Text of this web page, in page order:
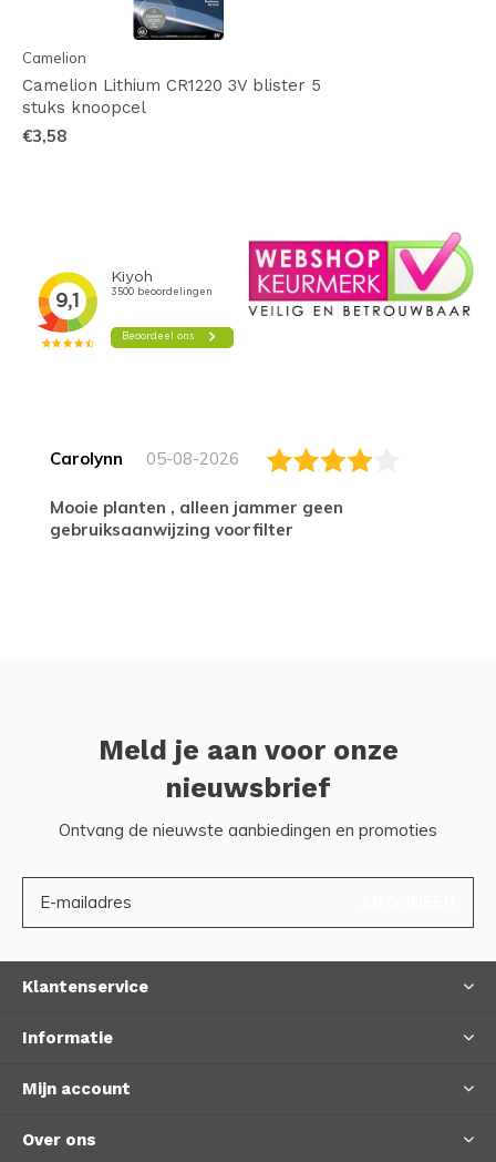
Camelion
Camelion Lithium CR1220 3V blister 5
stuks knoopcel
€3,58
Carolynn 05-08-2026
Mooie planten , alleen jammer geen
gebruiksaanwijzing voorfilter
Meld je aan voor onze
nieuwsbrief
Ontvang de nieuwste aanbiedingen en promoties
Klantenservice
Informatie
Mijn account
Over ons